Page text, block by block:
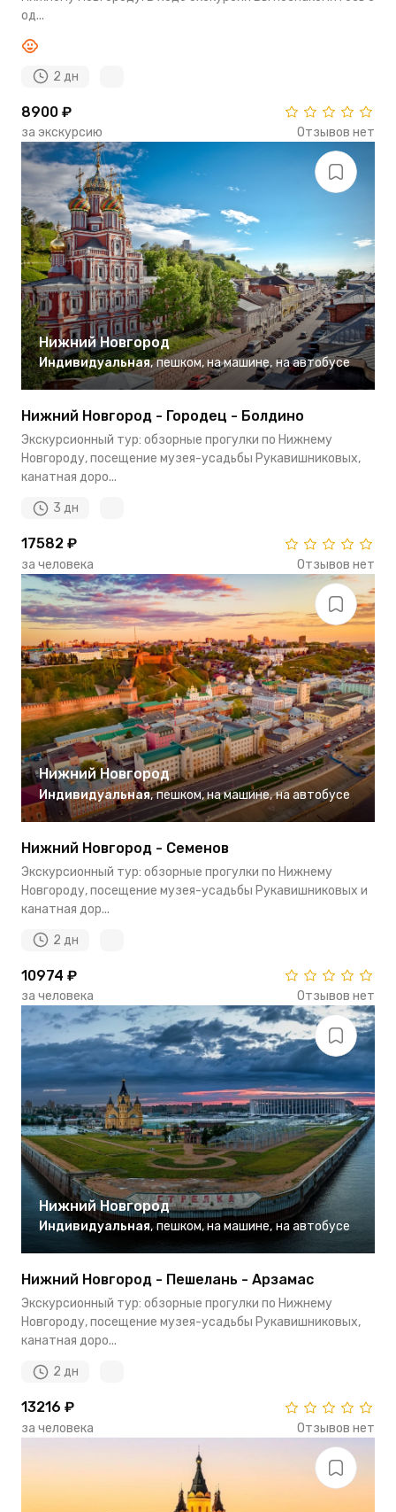
од...
2 дн
8900 ₽
за экскурсию Отзывов нет
Нижний Новгород
Индивидуальная, пешком, на машине, на автобусе
Нижний Новгород - Городец - Болдино
Экскурсионный тур: обзорные прогулки по Нижнему
Новгороду, посещение музея-усадьбы Рукавишниковых,
канатная доро...
3 дн
17582 ₽
за человека Отзывов нет
Нижний Новгород
Индивидуальная, пешком, на машине, на автобусе
Нижний Новгород - Семенов
Экскурсионный тур: обзорные прогулки по Нижнему
Новгороду, посещение музея-усадьбы Рукавишниковых и
канатная дор...
2 дн
10974 ₽
за человека Отзывов нет
Нижний Новгород
Индивидуальная, пешком, на машине, на автобусе
Нижний Новгород - Пешелань - Арзамас
Экскурсионный тур: обзорные прогулки по Нижнему
Новгороду, посещение музея-усадьбы Рукавишниковых,
канатная доро...
2 дн
13216 ₽
за человека Отзывов нет